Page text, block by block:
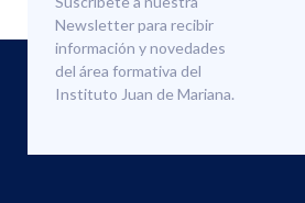
Newsletter para recibir
información y novedades
del área formativa del
Instituto Juan de Mariana.